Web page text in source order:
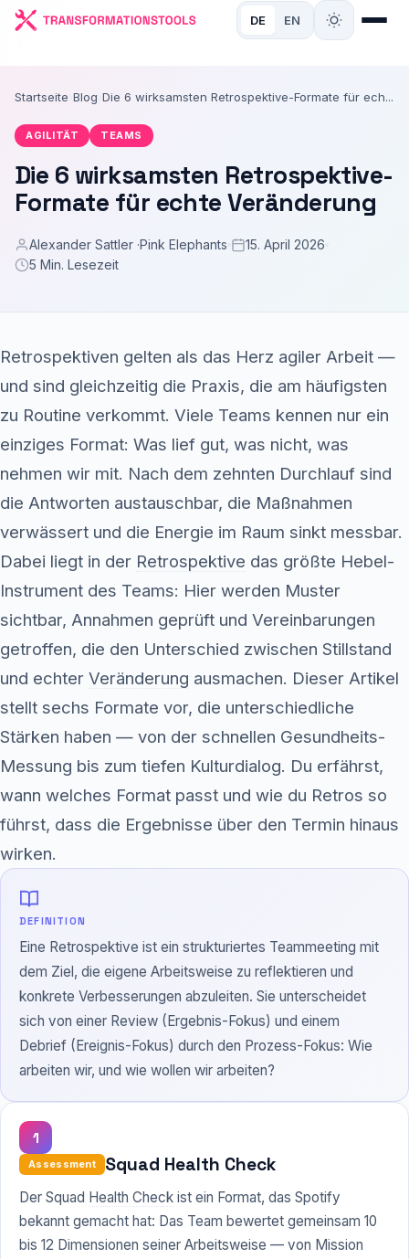
DE EN
Startseite Blog Die 6 wirksamsten Retrospektive-Formate für ech...
AGILITÄT TEAMS
Die 6 wirksamsten Retrospektive-
Formate für echte Veränderung
Alexander Sattler ·Pink Elephants
15. April 2026
5 Min. Lesezeit
Retrospektiven gelten als das Herz agiler Arbeit —
und sind gleichzeitig die Praxis, die am häufigsten
zu Routine verkommt. Viele Teams kennen nur ein
einziges Format: Was lief gut, was nicht, was
nehmen wir mit. Nach dem zehnten Durchlauf sind
die Antworten austauschbar, die Maßnahmen
verwässert und die Energie im Raum sinkt messbar.
Dabei liegt in der Retrospektive das größte Hebel-
Instrument des Teams: Hier werden Muster
sichtbar, Annahmen geprüft und Vereinbarungen
getroffen, die den Unterschied zwischen Stillstand
und echter Veränderung ausmachen. Dieser Artikel
stellt sechs Formate vor, die unterschiedliche
Stärken haben — von der schnellen Gesundheits-
Messung bis zum tiefen Kulturdialog. Du erfährst,
wann welches Format passt und wie du Retros so
führst, dass die Ergebnisse über den Termin hinaus
wirken.
DEFINITION
Eine Retrospektive ist ein strukturiertes Teammeeting mit
dem Ziel, die eigene Arbeitsweise zu reflektieren und
konkrete Verbesserungen abzuleiten. Sie unterscheidet
sich von einer Review (Ergebnis-Fokus) und einem
Debrief (Ereignis-Fokus) durch den Prozess-Fokus: Wie
arbeiten wir, und wie wollen wir arbeiten?
1
Assessment Squad Health Check
Der Squad Health Check ist ein Format, das Spotify
bekannt gemacht hat: Das Team bewertet gemeinsam 10
bis 12 Dimensionen seiner Arbeitsweise — von Mission